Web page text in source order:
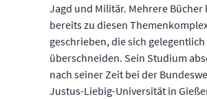
Jagd und Militär. Mehrere Bücher
bereits zu diesen
geschrieben, die sich gelegentlich
überschneiden. Sein Studium
nach seiner Zeit bei der
Justus-Liebig-Universität in